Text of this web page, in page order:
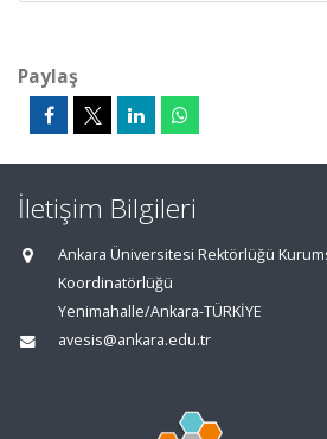
Paylaş
İletişim Bilgileri
Ankara Üniversitesi Rektörlüğü
Koordinatörlüğü
Yenimahalle/Ankara-TÜRKİYE
avesis@ankara.edu.tr